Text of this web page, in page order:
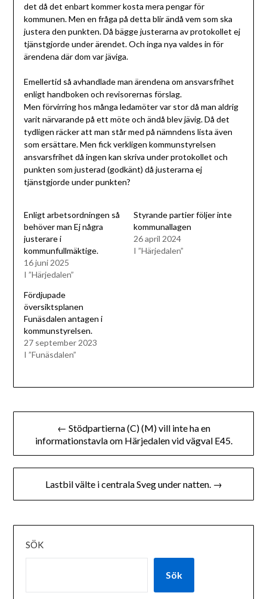
det då det enbart kommer kosta mera pengar för
kommunen. Men en fråga på detta blir ändå vem som ska
justera den punkten. Då bägge justerarna av protokollet ej
tjänstgjorde under ärendet. Och inga nya valdes in för
ärendena där dom var jäviga.
Emellertid så avhandlade man ärendena om ansvarsfrihet
enligt handboken och revisorernas förslag.
Men förvirring hos många ledamöter var stor då man aldrig
varit närvarande på ett möte och ändå blev jävig. Då det
tydligen räcker att man står med på nämndens lista även
som ersättare. Men fick verkligen kommunstyrelsen
ansvarsfrihet då ingen kan skriva under protokollet och
punkten som justerad (godkänt) då justerarna ej
tjänstgjorde under punkten?
Enligt arbetsordningen så
behöver man Ej några
justerare i
kommunfullmäktige.
16 juni 2025
I ”Härjedalen”
Styrande partier följer inte
kommunallagen
26 april 2024
I ”Härjedalen”
Fördjupade
översiktsplanen
Funäsdalen antagen i
kommunstyrelsen.
27 september 2023
I ”Funäsdalen”
Inläggsnavigering
← Stödpartierna (C) (M) vill inte ha en
informationstavla om Härjedalen vid vägval E45.
Lastbil välte i centrala Sveg under natten. →
SÖK
Sök